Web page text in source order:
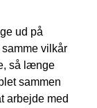
ud på
vilkår
så længe
sammen
arbejde med